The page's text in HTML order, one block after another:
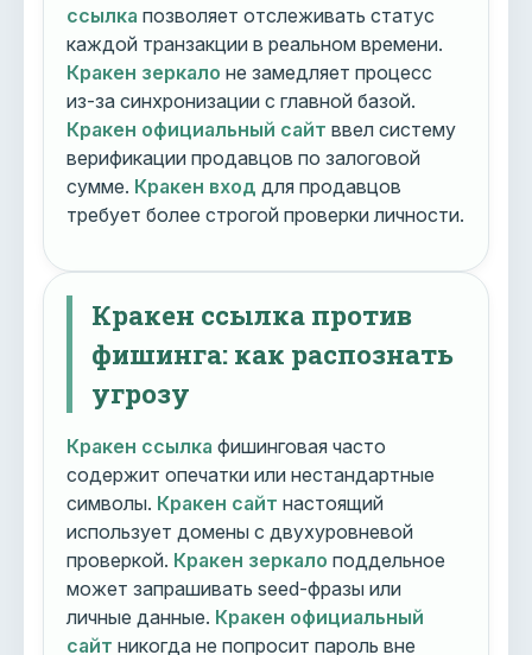
ссылка позволяет отслеживать статус
каждой транзакции в реальном времени.
Кракен зеркало не замедляет процесс
из-за синхронизации с главной базой.
Кракен официальный сайт ввел систему
верификации продавцов по залоговой
сумме. Кракен вход для продавцов
требует более строгой проверки личности.
Кракен ссылка против
фишинга: как распознать
угрозу
Кракен ссылка фишинговая часто
содержит опечатки или нестандартные
символы. Кракен сайт настоящий
использует домены с двухуровневой
проверкой. Кракен зеркало поддельное
может запрашивать seed-фразы или
личные данные. Кракен официальный
сайт никогда не попросит пароль вне